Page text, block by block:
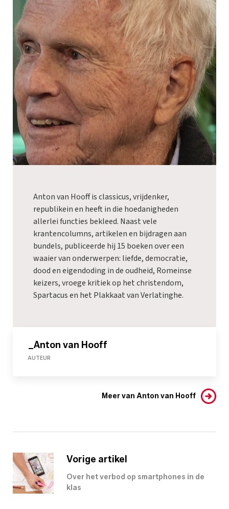
Anton van Hooff is classicus, vrijdenker,
republikein en heeft in die hoedanigheden
allerlei functies bekleed. Naast vele
krantencolumns, artikelen en bijdragen aan
bundels, publiceerde hij 15 boeken over een
waaier van onderwerpen: liefde, democratie,
dood en eigendoding in de oudheid, Romeinse
keizers, vroege kritiek op het christendom,
Spartacus en het Plakkaat van Verlatinghe.
_Anton van Hooff
AUTEUR
Meer van Anton van Hooff
Vorige artikel
Over het verbod op smartphones in de
klas